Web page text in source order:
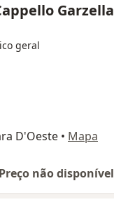
Garzella
geral
D'Oeste • Mapa
Preço não disponível